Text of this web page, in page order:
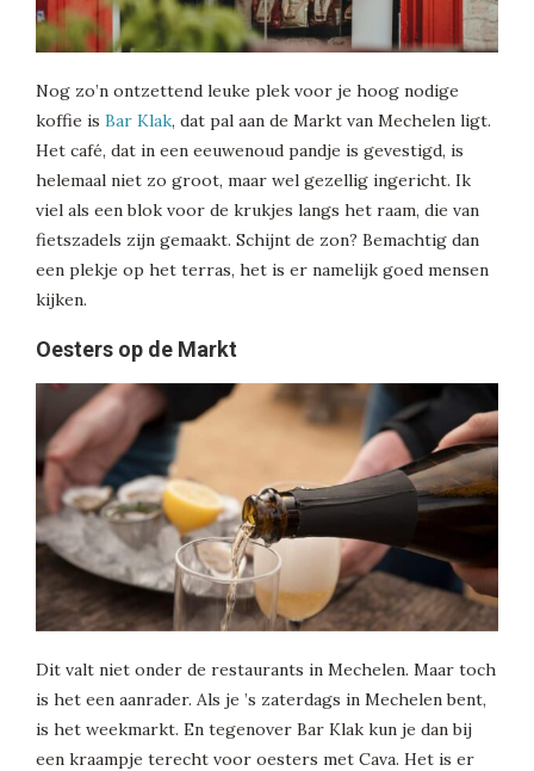
Nog zo’n ontzettend leuke plek voor je hoog nodige
koffie is Bar Klak, dat pal aan de Markt van Mechelen ligt.
Het café, dat in een eeuwenoud pandje is gevestigd, is
helemaal niet zo groot, maar wel gezellig ingericht. Ik
viel als een blok voor de krukjes langs het raam, die van
fietszadels zijn gemaakt. Schijnt de zon? Bemachtig dan
een plekje op het terras, het is er namelijk goed mensen
kijken.
Oesters op de Markt
Dit valt niet onder de restaurants in Mechelen. Maar toch
is het een aanrader. Als je ’s zaterdags in Mechelen bent,
is het weekmarkt. En tegenover Bar Klak kun je dan bij
een kraampje terecht voor oesters met Cava. Het is er